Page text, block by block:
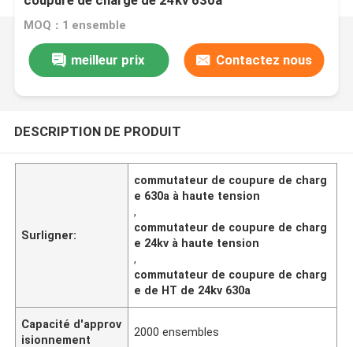
MOQ：1 ensemble
meilleur prix Contactez nous
DESCRIPTION DE PRODUIT
Surligner:
commutateur de coupure de charg
e 630a à haute tension
,
commutateur de coupure de charg
e 24kv à haute tension
,
commutateur de coupure de charg
e de HT de 24kv 630a
Capacité d'approv
isionnement
2000 ensembles